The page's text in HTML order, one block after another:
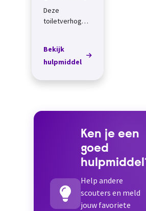
Deze
toiletverhoger
zacht
materiaal. De
Bekijk
hulpmiddel
Ken je een
goed
Help andere
scouters en meld
jouw favoriete